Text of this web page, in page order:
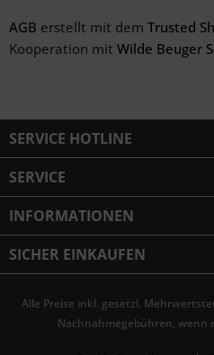
AGB erstellt mit dem Trusted
Kooperation mit Wilde Beuger
SERVICE HOTLINE
SERVICE
INFORMATIONEN
SICHER EINKAUFEN
Alle Preise inkl. gesetzl.
Nachnahmegebühren, wenn